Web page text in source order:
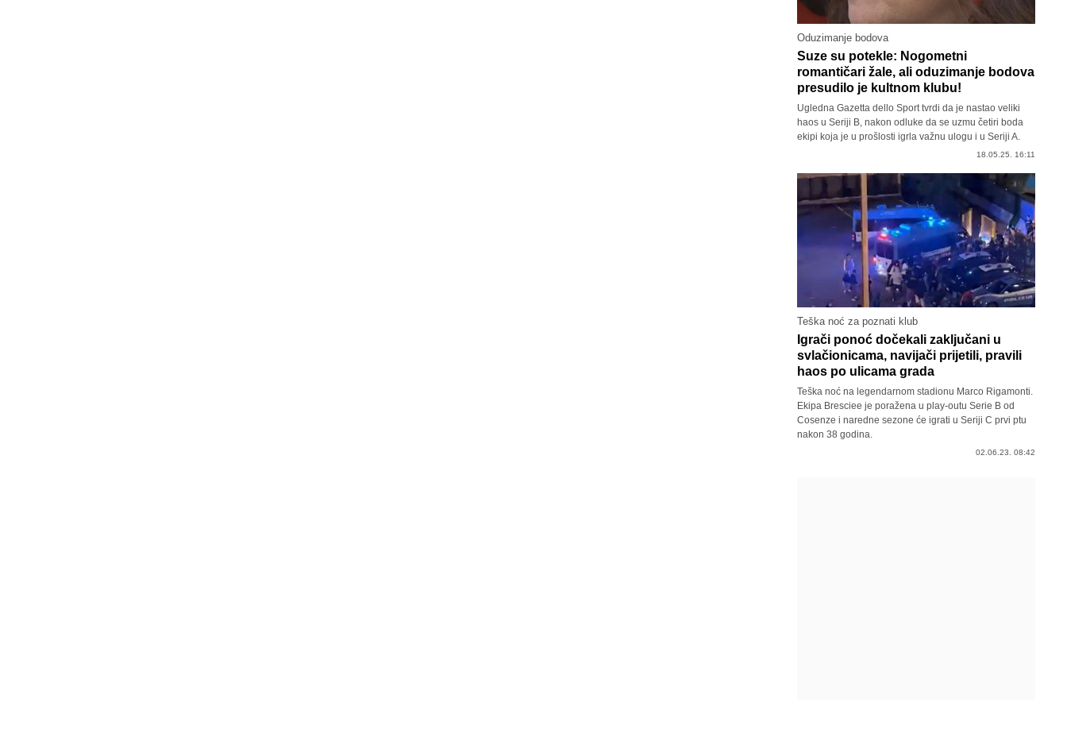
Oduzimanje bodova
Suze su potekle: Nogometni
romantičari žale, ali oduzimanje bodova
presudilo je kultnom klubu!
Ugledna Gazetta dello Sport tvrdi da je nastao veliki
haos u Seriji B, nakon odluke da se uzmu četiri boda
ekipi koja je u prošlosti igrla važnu ulogu i u Seriji A.
18.05.25. 16:11
Teška noć za poznati klub
Igrači ponoć dočekali zaključani u
svlačionicama, navijači prijetili, pravili
haos po ulicama grada
Teška noć na legendarnom stadionu Marco Rigamonti.
Ekipa Bresciee je poražena u play-outu Serie B od
Cosenze i naredne sezone će igrati u Seriji C prvi ptu
nakon 38 godina.
02.06.23. 08:42